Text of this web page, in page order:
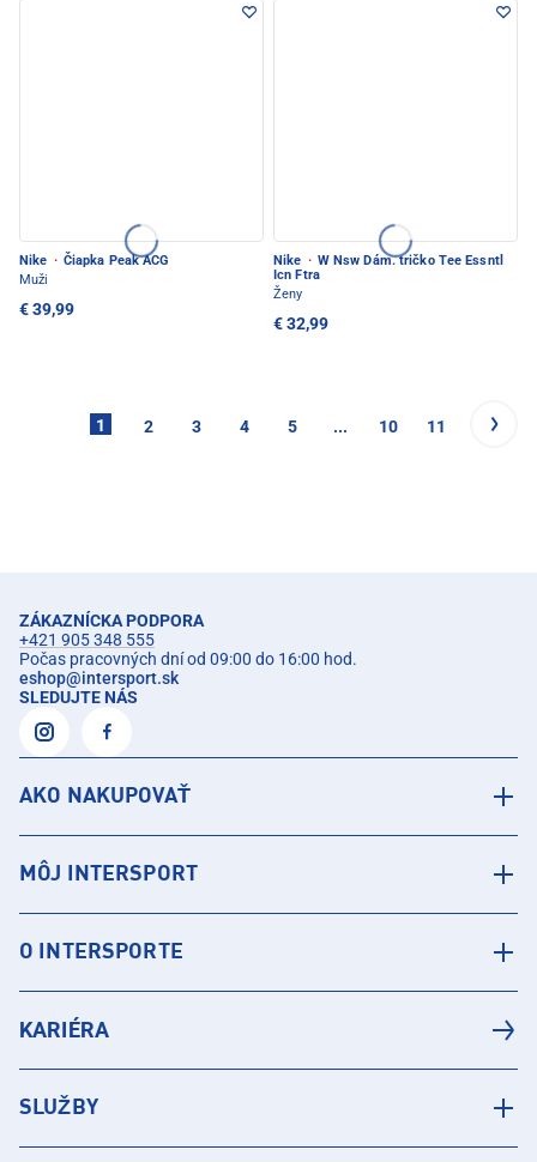
Nike · Čiapka Peak ACG
Muži
€ 39,99
Nike · W Nsw Dám. tričko Tee Essntl
Icn Ftra
Ženy
€ 32,99
1 2 3 4 5 ... 10 11
ZÁKAZNÍCKA PODPORA
+421 905 348 555
Počas pracovných dní od 09:00 do 16:00 hod.
eshop@intersport.sk
SLEDUJTE NÁS
AKO NAKUPOVAŤ
MÔJ INTERSPORT
O INTERSPORTE
KARIÉRA
SLUŽBY